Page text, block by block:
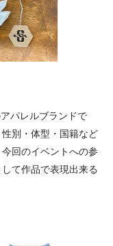
パレルブランドで
別・体型・国籍など
回のイベントへの参
て作品で表現出来る